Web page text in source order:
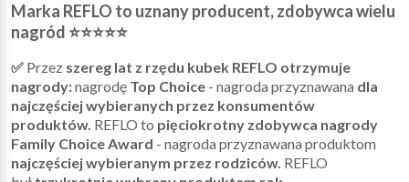
Marka REFLO to uznany producent, zdobywca wielu
nagród⭐⭐⭐⭐⭐
✅ Przez szereg lat z rzędu kubek REFLO otrzymuje
nagrody:nagrodę Top Choice - nagroda przyznawana dla
najczęściej wybieranych przez konsumentów
produktów. REFLO to pięciokrotny zdobywca nagrody
Family Choice Award - nagroda przyznawana produktom
najczęściej wybieranym przez rodziców. REFLO